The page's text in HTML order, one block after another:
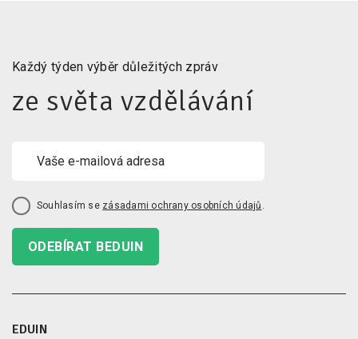
Každý týden výběr důležitých zpráv
ze světa vzdělávání
Souhlasím se zásadami ochrany osobních údajů .
ODEBÍRAT BEDUIN
EDUIN